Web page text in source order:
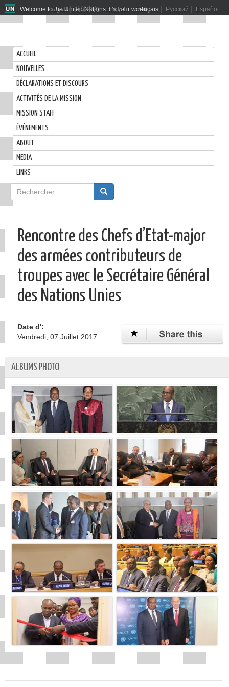
Welcome to the United Nations. It's your world.
العربية 简体中文 English Français Русский Español
ACCUEIL
NOUVELLES
DÉCLARATIONS ET DISCOURS
ACTIVITÉS DE LA MISSION
MISSION STAFF
ÉVÉNEMENTS
ABOUT
MEDIA
LINKS
Formulaire
de
recherche
Rechercher
Rencontre des Chefs d’Etat-major
des armées contributeurs de
troupes avec le Secrétaire Général
des Nations Unies
Date d':
Vendredi, 07 Juillet 2017
ALBUMS PHOTO